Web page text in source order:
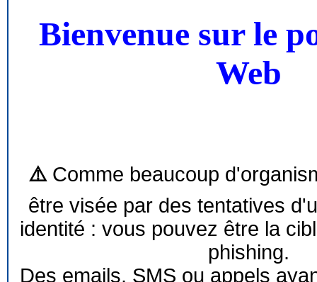
Bienvenue sur le
Web
⚠️ Comme beaucoup
être visée par des tentatives
identité : vous pouvez être la
phishing.
Des emails, SMS ou appels